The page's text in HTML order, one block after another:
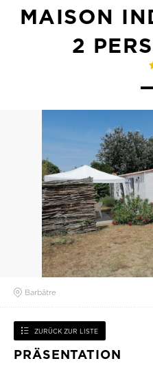
MAISON
2
Barbâtre
ZURÜCK ZUR LISTE
PRÄSENTATION